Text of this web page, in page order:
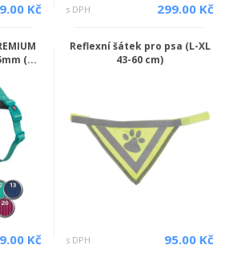
Kč s DPH 299.00 Kč
(...
Kč
Reflexní šátek pro psa (L-XL
43-60 cm)
s DPH 95.00 Kč